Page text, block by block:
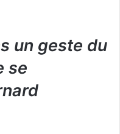
un geste du
se